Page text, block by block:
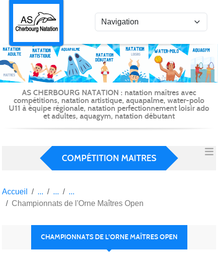
AS CHERBOURG NATATION : natation maîtres avec
compétitions, natation artistique, aquapalme, water-polo
U11 à équipe régionale, natation perfectionnement loisir ado
et adultes, aquagym, natation débutant
COMPÉTITION MAITRES
Accueil
Championnats de l'Orne Maîtres Open
CHAMPIONNATS DE L'ORNE MAÎTRES OPEN
Panneau de gestion des cookies